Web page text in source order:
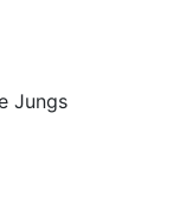
Jungs